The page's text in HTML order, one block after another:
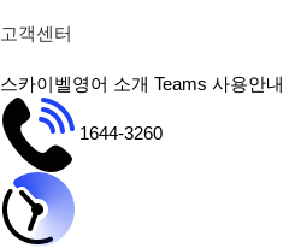
고객센터
스카이벨영어 소개 Teams 사용안내
1644-3260